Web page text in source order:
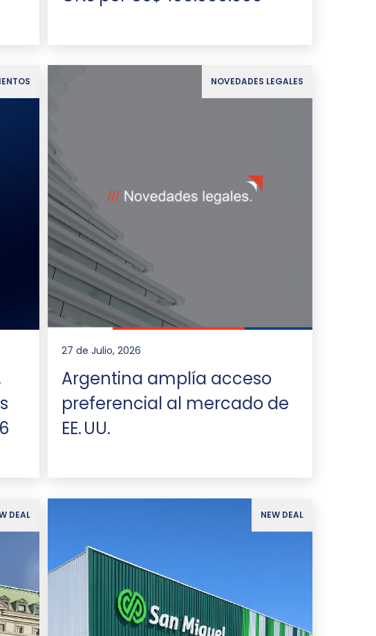
NOVEDADES LEGALES
27 de Julio, 2026
Argentina amplía acceso
preferencial al mercado de
EE. UU.
DEAL NEW DEAL